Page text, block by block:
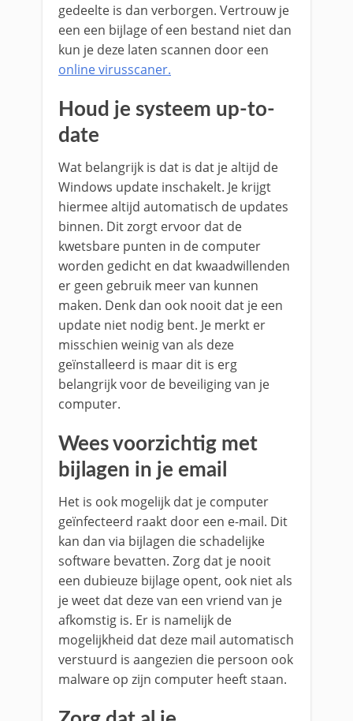
gedeelte is dan verborgen. Vertrouw je
een een bijlage of een bestand niet dan
kun je deze laten scannen door een
online virusscaner.
Houd je systeem up-to-
date
Wat belangrijk is dat is dat je altijd de
Windows update inschakelt. Je krijgt
hiermee altijd automatisch de updates
binnen. Dit zorgt ervoor dat de
kwetsbare punten in de computer
worden gedicht en dat kwaadwillenden
er geen gebruik meer van kunnen
maken. Denk dan ook nooit dat je een
update niet nodig bent. Je merkt er
misschien weinig van als deze
geïnstalleerd is maar dit is erg
belangrijk voor de beveiliging van je
computer.
Wees voorzichtig met
bijlagen in je email
Het is ook mogelijk dat je computer
geïnfecteerd raakt door een e-mail. Dit
kan dan via bijlagen die schadelijke
software bevatten. Zorg dat je nooit
een dubieuze bijlage opent, ook niet als
je weet dat deze van een vriend van je
afkomstig is. Er is namelijk de
mogelijkheid dat deze mail automatisch
verstuurd is aangezien die persoon ook
malware op zijn computer heeft staan.